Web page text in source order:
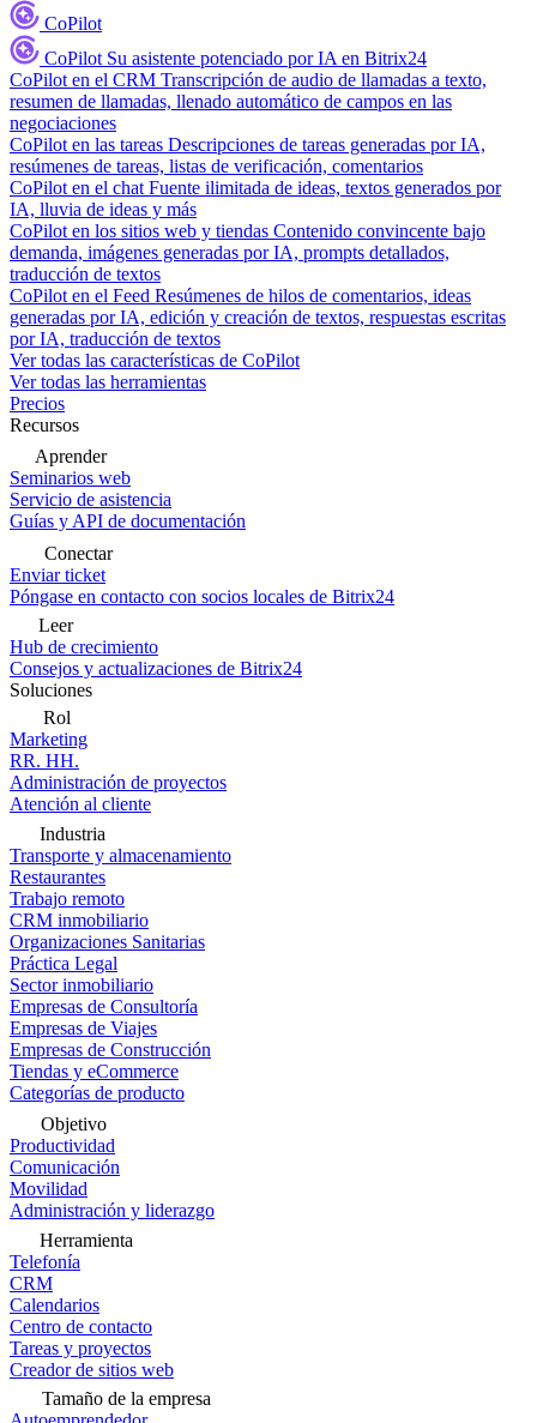
CoPilot
CoPilot Su asistente potenciado por IA en Bitrix24
CoPilot en el CRM Transcripción de audio de llamadas a texto,
resumen de llamadas, llenado automático de campos en las
negociaciones
CoPilot en las tareas Descripciones de tareas generadas por IA,
resúmenes de tareas, listas de verificación, comentarios
CoPilot en el chat Fuente ilimitada de ideas, textos generados por
IA, lluvia de ideas y más
CoPilot en los sitios web y tiendas Contenido convincente bajo
demanda, imágenes generadas por IA, prompts detallados,
traducción de textos
CoPilot en el Feed Resúmenes de hilos de comentarios, ideas
generadas por IA, edición y creación de textos, respuestas escritas
por IA, traducción de textos
Ver todas las características de CoPilot
Ver todas las herramientas
Precios
Recursos
Aprender
Seminarios web
Servicio de asistencia
Guías y API de documentación
Conectar
Enviar ticket
Póngase en contacto con socios locales de Bitrix24
Leer
Hub de crecimiento
Consejos y actualizaciones de Bitrix24
Soluciones
Rol
Marketing
RR. HH.
Administración de proyectos
Atención al cliente
Industria
Transporte y almacenamiento
Restaurantes
Trabajo remoto
CRM inmobiliario
Organizaciones Sanitarias
Práctica Legal
Sector inmobiliario
Empresas de Consultoría
Empresas de Viajes
Empresas de Construcción
Tiendas y eCommerce
Categorías de producto
Objetivo
Productividad
Comunicación
Movilidad
Administración y liderazgo
Herramienta
Telefonía
CRM
Calendarios
Centro de contacto
Tareas y proyectos
Creador de sitios web
Tamaño de la empresa